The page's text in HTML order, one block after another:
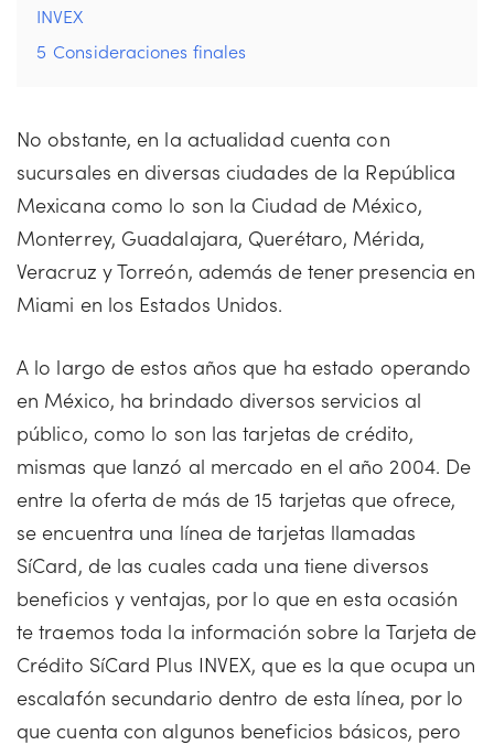
INVEX
5 Consideraciones finales
No obstante, en la actualidad cuenta con
sucursales en diversas ciudades de la República
Mexicana como lo son la Ciudad de México,
Monterrey, Guadalajara, Querétaro, Mérida,
Veracruz y Torreón, además de tener presencia en
Miami en los Estados Unidos.
A lo largo de estos años que ha estado operando
en México, ha brindado diversos servicios al
público, como lo son las tarjetas de crédito,
mismas que lanzó al mercado en el año 2004. De
entre la oferta de más de 15 tarjetas que ofrece,
se encuentra una línea de tarjetas llamadas
SíCard, de las cuales cada una tiene diversos
beneficios y ventajas, por lo que en esta ocasión
te traemos toda la información sobre la Tarjeta de
Crédito SíCard Plus INVEX, que es la que ocupa un
escalafón secundario dentro de esta línea, por lo
que cuenta con algunos beneficios básicos, pero